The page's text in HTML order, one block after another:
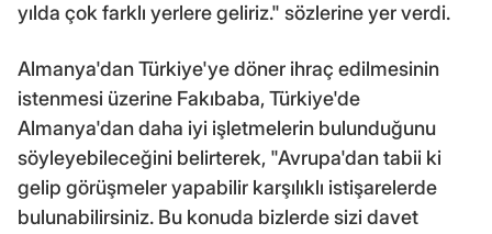
yılda çok farklı yerlere geliriz." sözlerine yer verdi.
Almanya'dan Türkiye'ye döner ihraç edilmesinin
istenmesi üzerine Fakıbaba, Türkiye'de
Almanya'dan daha iyi işletmelerin bulunduğunu
söyleyebileceğini belirterek, "Avrupa'dan tabii ki
gelip görüşmeler yapabilir karşılıklı istişarelerde
bulunabilirsiniz. Bu konuda bizlerde sizi davet